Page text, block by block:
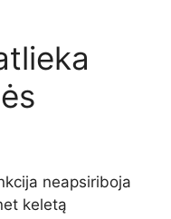
neapsiriboja
keletą